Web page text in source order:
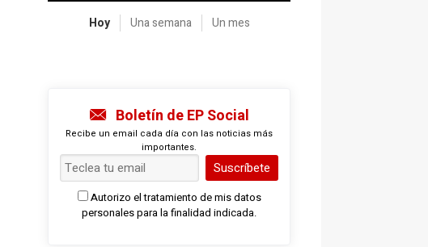
Hoy Una semana Un mes
Boletín de EP Social
Recibe un email cada día con las noticias más
importantes.
Suscríbete
Autorizo el tratamiento de mis datos
personales para la finalidad indicada.